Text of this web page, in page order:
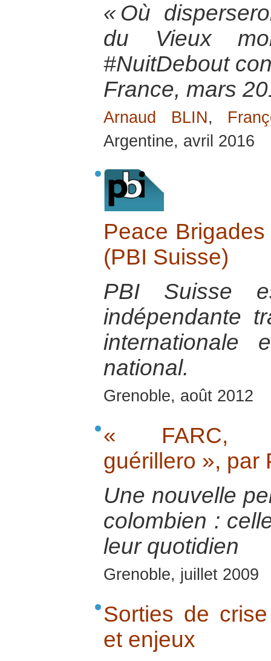
« Où
du Vieux
#NuitDebout
France, mars
Arnaud BLIN,
Argentine, avril 2016
Peace
(PBI Suisse)
PBI Suisse
indépendante
internationale
national.
Grenoble, août 2012
« FARC,
guérillero », par
Une nouvelle
colombien :
leur quotidien
Grenoble, juillet 2009
Sorties de
et enjeux